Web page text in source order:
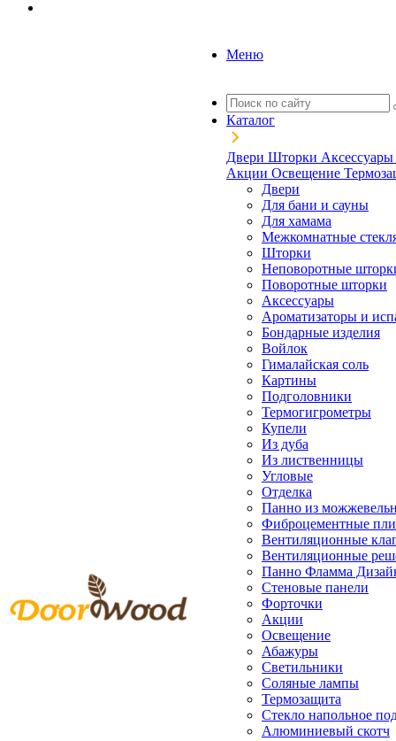
Меню
Каталог
Двери Шторки Аксессуары
Акции Освещение
Двери
Для бани и сауны
Для хамама
Межкомнатные
Шторки
Неповоротные
Поворотные шторки
Аксессуары
Ароматизаторы и
Бондарные изделия
Войлок
Гималайская соль
Картины
Подголовники
Термогигрометры
Купели
Из дуба
Из лиственницы
Угловые
Отделка
Панно из
Фиброцементные
Вентиляционные
Вентиляционные
Панно Фламма
Стеновые панели
Форточки
Акции
Освещение
Абажуры
Светильники
Соляные лампы
Термозащита
Стекло напольное
Алюминиевый скотч